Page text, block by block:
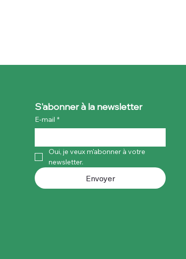
S'abonner à la newsletter
E-mail *
Oui, je veux m'abonner à votre
newsletter.
Envoyer